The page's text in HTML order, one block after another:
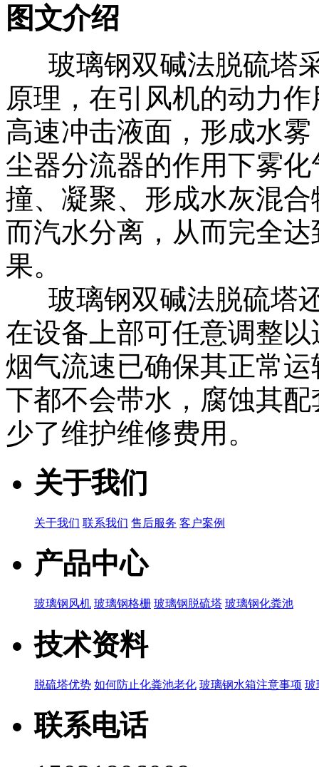
图文介绍
玻璃钢双碱法脱硫塔
原理，在引风机的动力
高速冲击液面，形成水
尘器分流器的作用下雾
撞、凝聚、形成水灰混
而汽水分离，从而完全
果。
玻璃钢双碱法脱硫塔
在设备上部可任意调整
烟气流速已确保其正常
下都不会带水，腐蚀其
少了维护维修费用。
关于我们
关于我们 联系我们 售后服务 客户案例
产品中心
玻璃钢风机 玻璃钢格栅 玻璃钢脱硫塔 玻璃钢化粪池
技术资料
脱硫塔优势 如何防止化粪池老化 玻璃钢水箱注意事项 玻
联系电话